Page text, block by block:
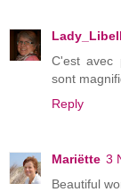
C'est avec
sont
Reply
Mariëtte 3
Beautiful